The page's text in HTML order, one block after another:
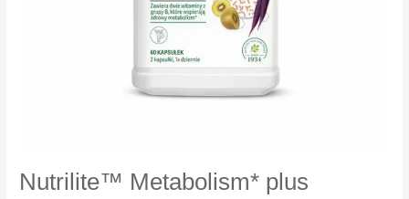
Nutrilite™ Metabolism* plus